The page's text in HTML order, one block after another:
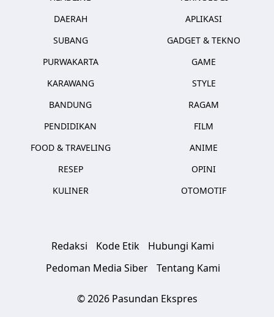
DAERAH
SUBANG
PURWAKARTA
KARAWANG
BANDUNG
PENDIDIKAN
FOOD & TRAVELING
RESEP
KULINER
APLIKASI
GADGET & TEKNO
GAME
STYLE
RAGAM
FILM
ANIME
OPINI
OTOMOTIF
Redaksi Kode Etik
Hubungi Kami
Pedoman Media Siber
Tentang Kami
© 2026 Pasundan Ekspres